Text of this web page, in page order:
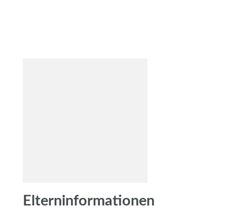
Elterninformationen